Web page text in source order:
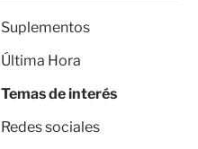
Suplementos
Última Hora
Temas de interés
Redes sociales